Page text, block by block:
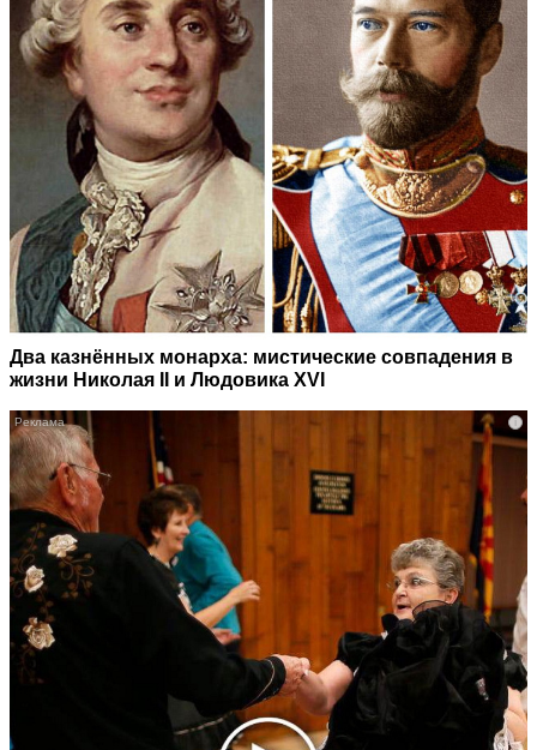
Два казнённых монарха: мистические совпадения в
жизни Николая II и Людовика XVI
i